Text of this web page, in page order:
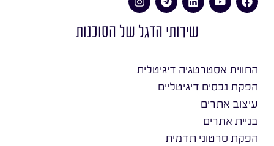
שירותי הדגל של הסוכנות
התווית אסטרטגיה דיגיטלית
הפקת נכסים דיגיטליים
עיצוב אתרים
בניית אתרים
הפקת סרטוני תדמית